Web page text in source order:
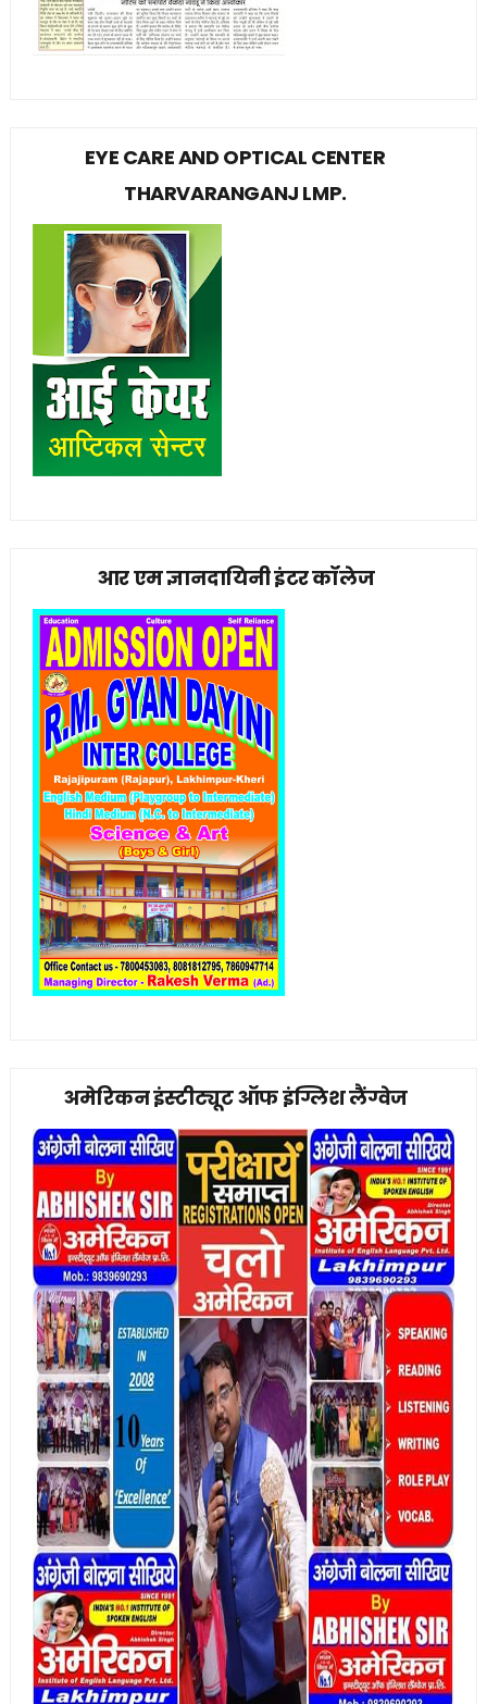
EYE CARE AND OPTICAL CENTER
THARVARANGANJ LMP.
आर एम ज्ञानदायिनी इंटर कॉलेज
अमेरिकन इंस्टीट्यूट ऑफ इंग्लिश लैंग्वेज